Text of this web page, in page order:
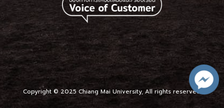
Copyright © 2025 Chiang Mai University, All rights reserved.